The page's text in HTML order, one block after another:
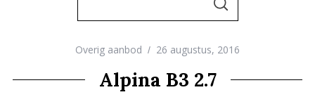
r
S
E
C
H
Overig aanbod 26 augustus, 2016
Alpina B3 2.7